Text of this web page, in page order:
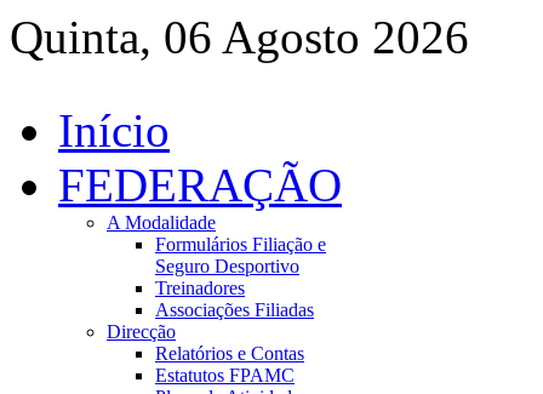
Quinta, 06 Agosto 2026
Início
FEDERAÇÃO
A Modalidade
Formulários Filiação e
Seguro Desportivo
Treinadores
Associações Filiadas
Direcção
Relatórios e Contas
Estatutos FPAMC